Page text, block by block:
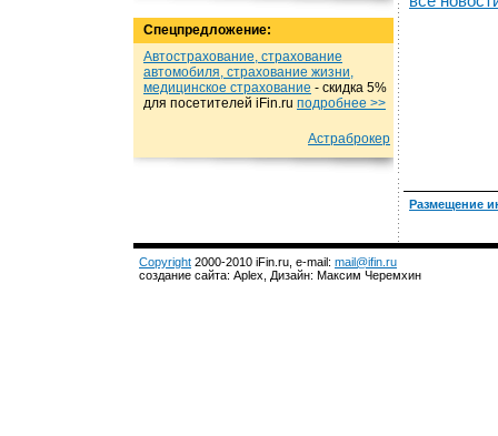
Спецпредложение:
Автострахование, страхование
автомобиля, страхование жизни,
медицинское страхование - cкидка 5%
для посетителей iFin.ru подробнеe >>
Астраброкер
Размещение
Copyright 2000-2010 iFin.ru, e-mail: mail@ifin.ru
создание сайта: Aplex, Дизайн: Максим Черемхин